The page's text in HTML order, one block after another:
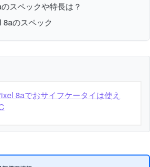
スペックや特長は？
のスペック
8aでおサイフケータイは使え